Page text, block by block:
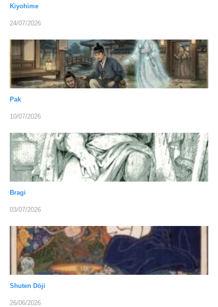
Kiyohime
24/07/2026
Pak
10/07/2026
Bragi
03/07/2026
Shuten Dōji
26/06/2026